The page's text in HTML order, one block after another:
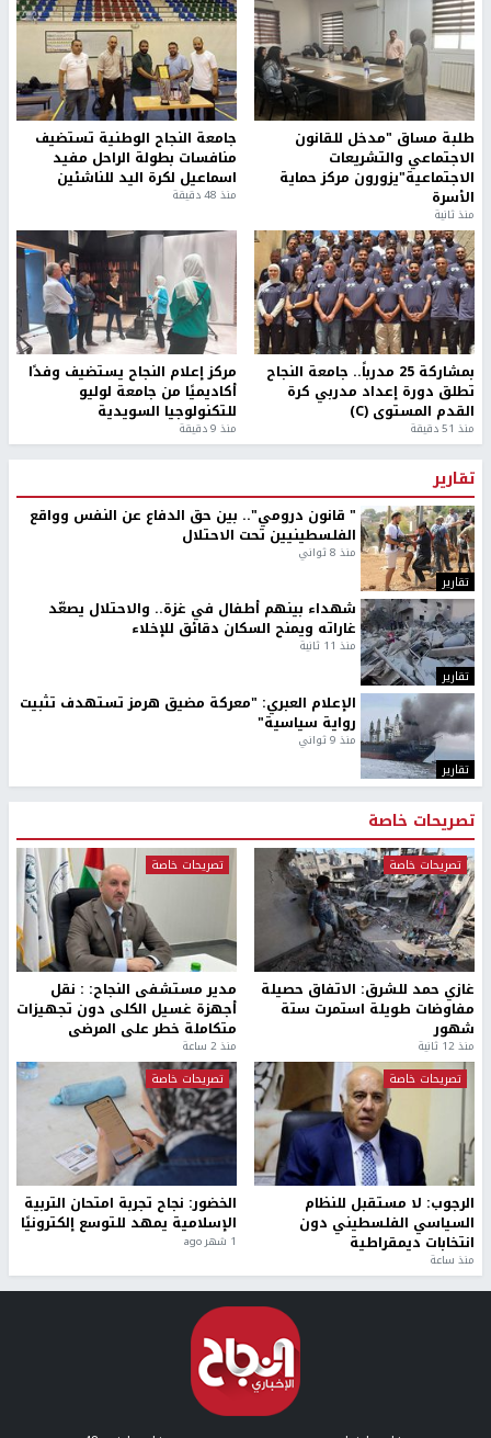
طلبة مساق "مدخل للقانون
الاجتماعي والتشريعات
الاجتماعية"يزورون مركز حماية
الأسرة
منذ ثانية
جامعة النجاح الوطنية تستضيف
منافسات بطولة الراحل مفيد
اسماعيل لكرة اليد للناشئين
منذ 48 دقيقة
بمشاركة 25 مدرباً.. جامعة النجاح
تطلق دورة إعداد مدربي كرة
القدم المستوى (C)
منذ 51 دقيقة
مركز إعلام النجاح يستضيف وفدًا
أكاديميًا من جامعة لوليو
للتكنولوجيا السويدية
منذ 9 دقيقة
تقارير
تقارير
" قانون درومي".. بين حق الدفاع عن النفس وواقع
الفلسطينيين تحت الاحتلال
منذ 8 ثواني
تقارير
شهداء بينهم أطفال في غزة.. والاحتلال يصعّد
غاراته ويمنح السكان دقائق للإخلاء
منذ 11 ثانية
تقارير
الإعلام العبري: "معركة مضيق هرمز تستهدف تثبيت
رواية سياسية"
منذ 9 ثواني
تصريحات خاصة
تصريحات خاصة
غازي حمد للشرق: الاتفاق حصيلة
مفاوضات طويلة استمرت ستة
شهور
منذ 12 ثانية
تصريحات خاصة
مدير مستشفى النجاح: : نقل
أجهزة غسيل الكلى دون تجهيزات
متكاملة خطر على المرضى
منذ 2 ساعة
تصريحات خاصة
الرجوب: لا مستقبل للنظام
السياسي الفلسطيني دون
انتخابات ديمقراطية
منذ ساعة
تصريحات خاصة
الخضور: نجاح تجربة امتحان التربية
الإسلامية يمهد للتوسع إلكترونيًا
1 شهر ago